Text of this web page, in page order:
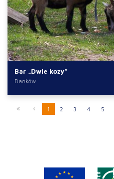
Bar „Dwie kozy”
Danków
1 2 3 4 5